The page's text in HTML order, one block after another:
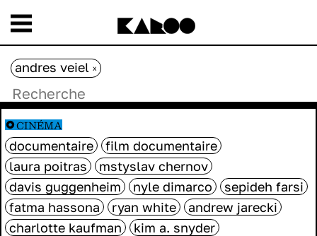
documentaire
film documentaire
laura poitras
mstyslav chernov
davis guggenheim
nyle dimarco
sepideh farsi
fatma hassona
ryan white
andrew jarecki
charlotte kaufman
kim a. snyder
CINÉMA
andres veiel x